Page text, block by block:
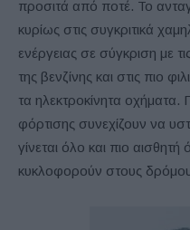
προσιτά από ποτέ. Το
κυρίως στις συγκριτικά
ενέργειας σε σύγκριση με
της βενζίνης και στις πιο
τα ηλεκτροκίνητα
φόρτισης συνεχίζουν να
γίνεται όλο και πιο
κυκλοφορούν στους